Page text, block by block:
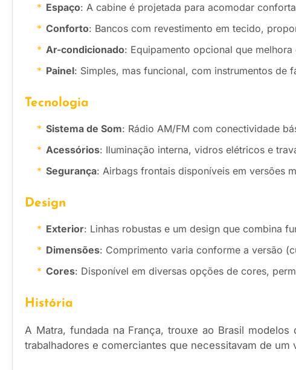
Espaço: A cabine é projetada para acomodar
Conforto: Bancos com revestimento em tecido,
Ar-condicionado: Equipamento opcional que
Painel: Simples, mas funcional, com instrumentos de
Tecnologia
Sistema de Som: Rádio AM/FM com conectividade
Acessórios: Iluminação interna, vidros elétricos e
Segurança: Airbags frontais disponíveis em versões
Design
Exterior: Linhas robustas e um design que combina
Dimensões: Comprimento varia conforme a versão
Cores: Disponível em diversas opções de cores,
História
A Matra, fundada na França, trouxe ao Brasil
trabalhadores e comerciantes que necessitavam de